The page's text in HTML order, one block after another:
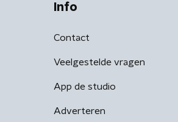
Info
Contact
Veelgestelde vragen
App de studio
Adverteren